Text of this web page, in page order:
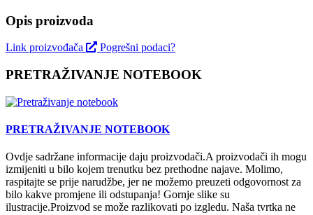
Opis proizvoda
Link proizvođača Pogrešni podaci?
PRETRAŽIVANJE NOTEBOOK
PRETRAŽIVANJE NOTEBOOK
Ovdje sadržane informacije daju proizvodači.A proizvodači ih mogu
izmijeniti u bilo kojem trenutku bez prethodne najave. Molimo,
raspitajte se prije narudžbe, jer ne možemo preuzeti odgovornost za
bilo kakve promjene ili odstupanja! Gornje slike su
ilustracije.Proizvod se može razlikovati po izgledu. Naša tvrtka ne